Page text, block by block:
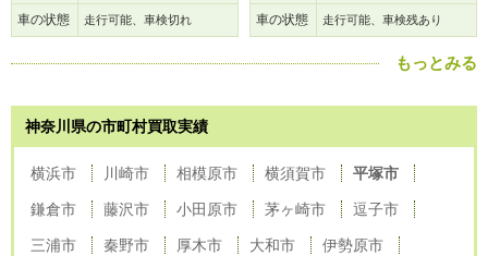
車の状態 走行可能、車検切れ 車の状態 走行可能、車検残あり
もっとみる
神奈川県の市町村買取実績
横浜市 川崎市 相模原市 横須賀市 平塚市
鎌倉市 藤沢市 小田原市 茅ヶ崎市 逗子市
三浦市 秦野市 厚木市 大和市 伊勢原市